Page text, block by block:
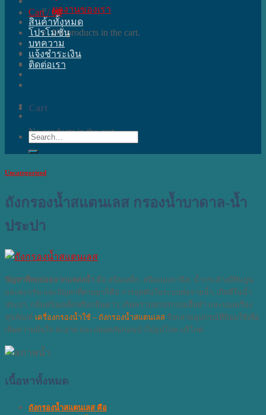
Cart /0฿
No products in the cart.
Cart
No products in the cart.
ผลงานของเรา
สินค้าทั้งหมด
โปรโมชั่น
บทความ
แจ้งชำระเงิน
ติดต่อเรา
Search
for:
Uncategorized
ถังกรองน้ำสแตนเลส กรองน้ำบาดาล-น้ำ
ประปา
ปัญหาที่พบบ่อยจากแหล่งน้ำ คือ สนิมเหล็ก, สนิมแมงกานีส, น้ำกระด้างมีหินปูน
และตะกรัน และปัญหาที่ตามมาก็คือ การอุดตันในระบบท่่อจา่ยน้ำ, เกิดสีในน้ำ
ประปา, กลิ่นสนิมเหล็กหรือกลิ่นคาว, เกิดคราบสกปรกบนเสื้อผ้า และบนเครื่อง
สุขภัณฑ์ เครื่องกรองน้ำใช้ – ถังกรองน้ำสแตนเลส จึงกลายอุปกรณ์ที่นิยมใช้เพื่อ
เพิ่มความมั่นใจ สะอาด และปลอดภัยก่อนนำไปอุปโภค-บริโภค
เนื้อหาทั้งหมด
ถังกรองน้ำสแตนเลส คือ